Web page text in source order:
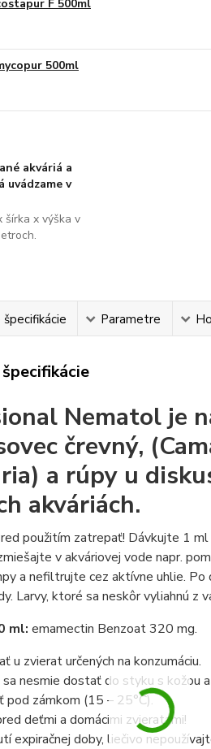
F 500ml
500ml
akváriá a
uvádzame v
šírka x výška v
Parametre
Nematol je
črevný,
a rúpy u
akváriách.
použitím zatrepať! Dávkujte 1
v akváriovej vode napr.
a nefiltrujte cez aktívne uhlie.
Larvy, ktoré sa neskôr vyliahnú z
ml: emamectin Benzoat 320 mg.
u zvierat určených na konzumáciu.
nesmie dostať do styku s kožou a
pod zámkom (15 – 25°C).
deťmi a domácimi zvieratami!
expiračnej doby, liečivo